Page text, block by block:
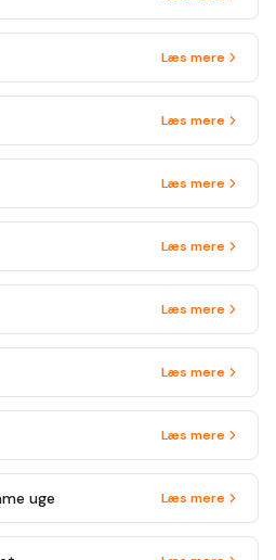
Læs mere
Læs mere
Læs mere
Læs mere
Læs mere
Læs mere
Læs mere
uge Læs mere